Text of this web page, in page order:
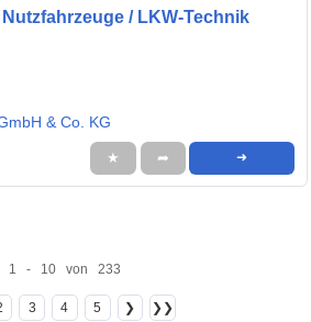
/ LKW-Technik
& Co. KG
★ ➦ ➜
1 - 10 von 233
3 4 5 ❯ ❯❯